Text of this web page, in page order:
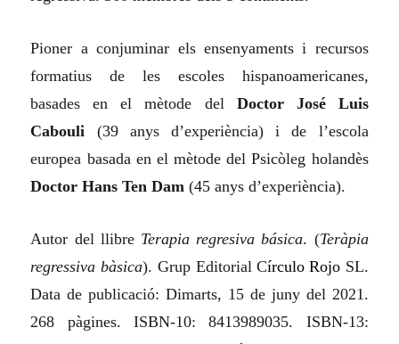
Pioner a conjuminar els ensenyaments i recursos
formatius de les escoles hispanoamericanes,
basades en el mètode del Doctor José Luis
Cabouli (39 anys d’experiència) i de l’escola
europea basada en el mètode del Psicòleg holandès
Doctor Hans Ten Dam (45 anys d’experiència).
Autor del llibre Terapia regresiva básica. (Teràpia
regressiva bàsica). Grup Editorial Círculo RojoSL.
Data de publicació: Dimarts, 15 de juny del 2021.
268 pàgines. ISBN‑10: 8413989035. ISBN‑13: